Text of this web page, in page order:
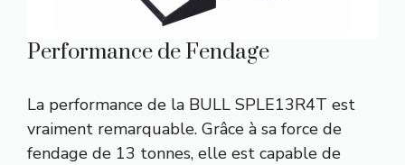
Performance de Fendage
La performance de la BULL SPLE13R4T est
vraiment remarquable. Grâce à sa force de
fendage de 13 tonnes, elle est capable de